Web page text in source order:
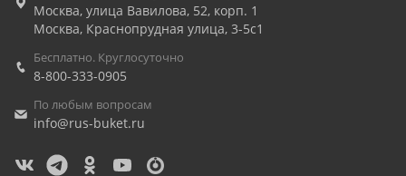
Москва, улица Вавилова, 52, корп. 1
Москва, Краснопрудная улица, 3-5с1
Бесплатно. Круглосуточно
8-800-333-0905
По любым вопросам
info@rus-buket.ru